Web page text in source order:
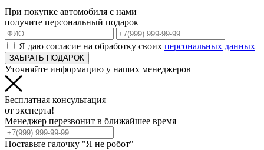
При покупке автомобиля с нами
получите персональный подарок
Я даю согласие на обработку своих персональных данных
ЗАБРАТЬ ПОДАРОК
Уточняйте информацию у наших менеджеров
Бесплатная консультация
от эксперта!
Менеджер перезвонит в ближайшее время
Поставьте галочку "Я не робот"